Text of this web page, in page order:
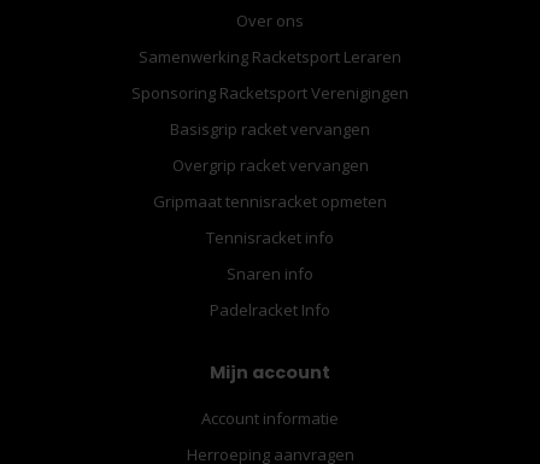
Over ons
Samenwerking Racketsport Leraren
Sponsoring Racketsport Verenigingen
Basisgrip racket vervangen
Overgrip racket vervangen
Gripmaat tennisracket opmeten
Tennisracket info
Snaren info
Padelracket Info
Mijn account
Account informatie
Herroeping aanvragen